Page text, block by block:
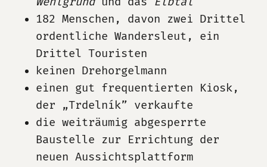
182 Menschen, davon zwei Drittel
ordentliche Wandersleut, ein
Drittel Touristen
keinen Drehorgelmann
einen gut frequentierten Kiosk,
der „Trdelník” verkaufte
die weiträumig abgesperrte
Baustelle zur Errichtung der
neuen Aussichtsplattform